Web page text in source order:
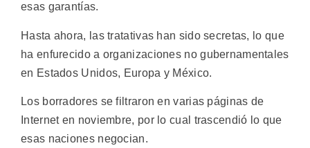
esas garantías.
Hasta ahora, las tratativas han sido secretas, lo que
ha enfurecido a organizaciones no gubernamentales
en Estados Unidos, Europa y México.
Los borradores se filtraron en varias páginas de
Internet en noviembre, por lo cual trascendió lo que
esas naciones negocian.